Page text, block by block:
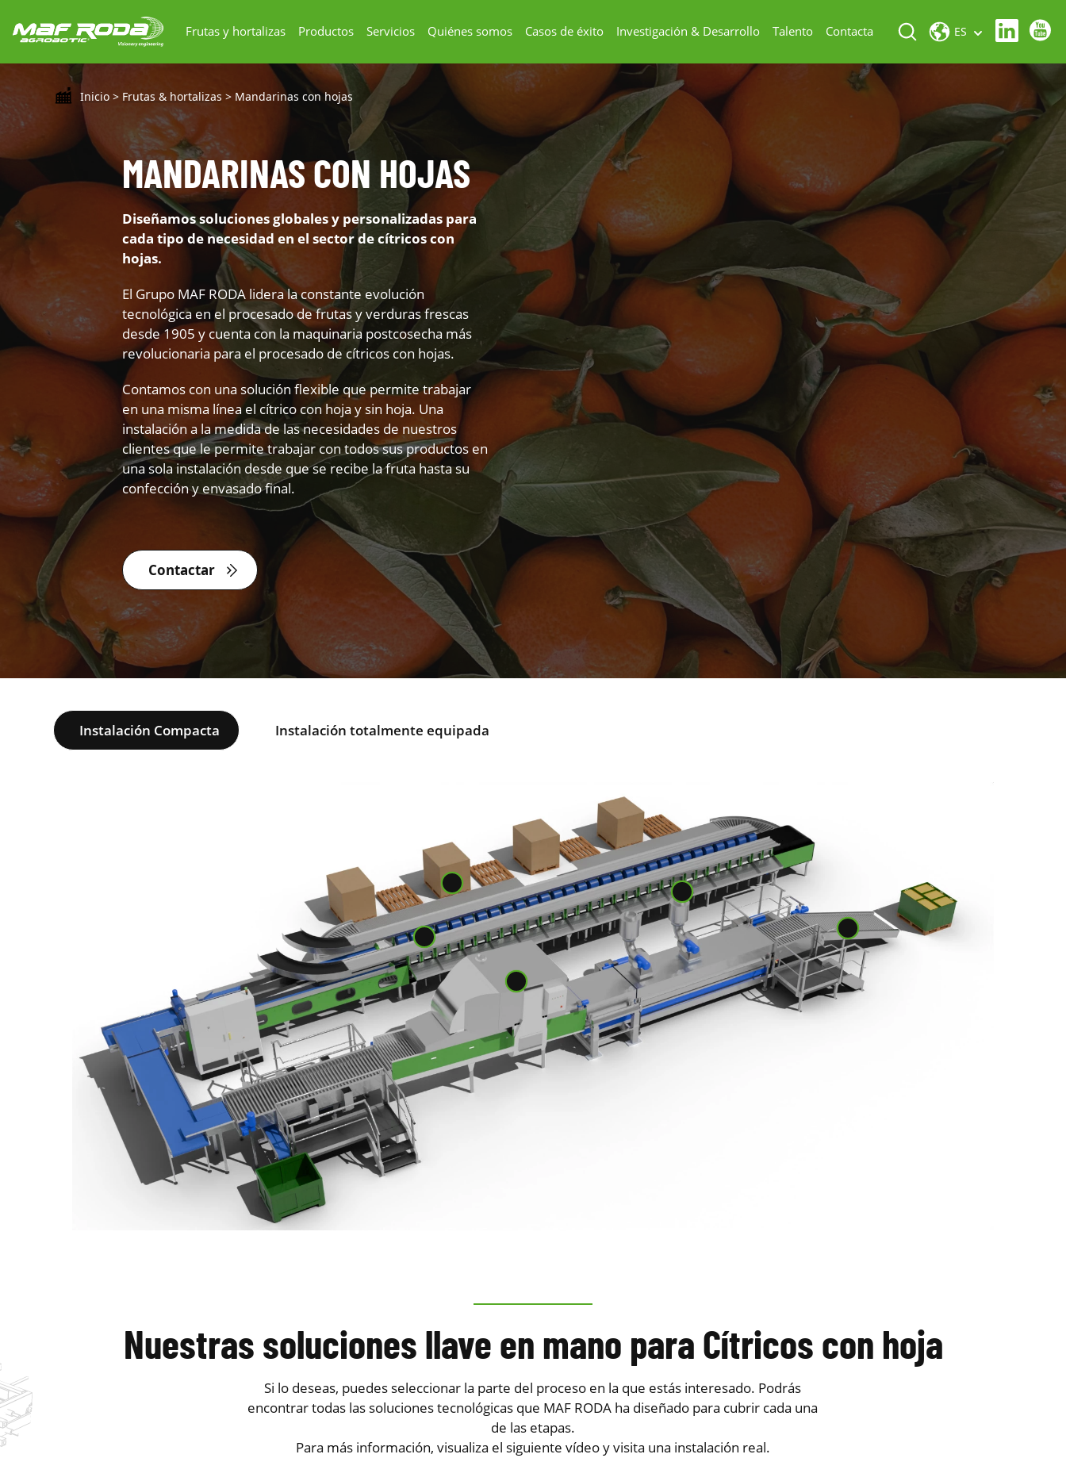
Frutas y hortalizas Productos Servicios Quiénes somos Casos de éxito Investigación & Desarrollo Talento Contacta ES
Inicio > Frutas & hortalizas > Mandarinas con hojas
MANDARINAS CON HOJAS
Diseñamos soluciones globales y personalizadas para
cada tipo de necesidad en el sector de cítricos con
hojas.
El Grupo MAF RODA lidera la constante evolución
tecnológica en el procesado de frutas y verduras frescas
desde 1905 y cuenta con la maquinaria postcosecha más
revolucionaria para el procesado de cítricos con hojas.
Contamos con una solución flexible que permite trabajar
en una misma línea el cítrico con hoja y sin hoja. Una
instalación a la medida de las necesidades de nuestros
clientes que le permite trabajar con todos sus productos en
una sola instalación desde que se recibe la fruta hasta su
confección y envasado final.
Contactar
Instalación Compacta Instalación totalmente equipada
Nuestras soluciones llave en mano para Cítricos con hoja
Si lo deseas, puedes seleccionar la parte del proceso en la que estás interesado. Podrás
encontrar todas las soluciones tecnológicas que MAF RODA ha diseñado para cubrir cada una
de las etapas.
Para más información, visualiza el siguiente vídeo y visita una instalación real.